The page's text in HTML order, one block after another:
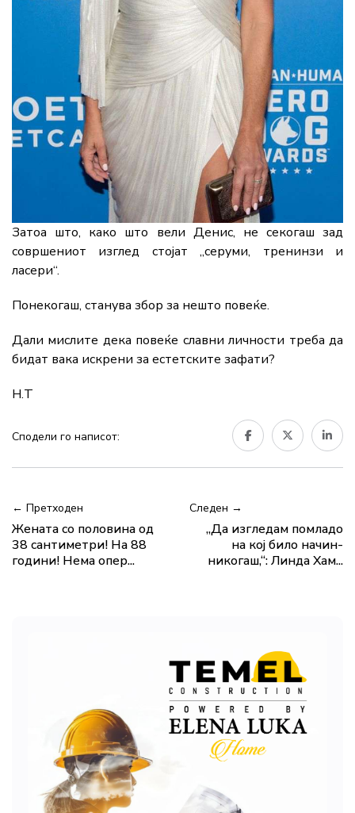
Затоа што, како што вели Денис, не секогаш зад
совршениот изглед стојат „серуми, тренинзи и
ласери“.
Понекогаш, станува збор за нешто повеќе.
Дали мислите дека повеќе славни личности треба да
бидат вака искрени за естетските зафати?
Н.Т
Сподели го написот:
← Претходен
Жената со половина од
38 сантиметри! На 88
години! Нема опер...
Следен →
„Да изгледам помладо
на кој било начин-
никогаш,“: Линда Хам...